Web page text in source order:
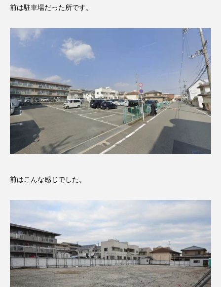
前は駐車場だった所です。
前はこんな感じでした。